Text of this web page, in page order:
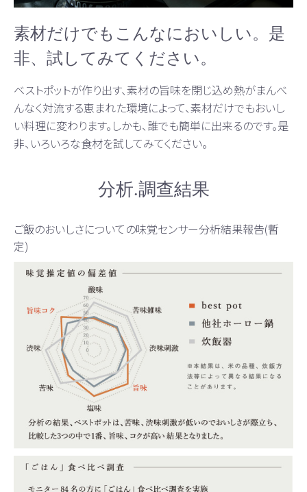
素材だけでもこんなにおいしい。是
非、試してみてください。
ベストポットが作り出す、素材の旨味を閉じ込め熱がまんべ
んなく対流する恵まれた環境によって、素材だけでもおいし
い料理に変わります。しかも、誰でも簡単に出来るのです。是
非、いろいろな食材を試してみてください。
分析.調查結果
ご飯のおいしさについての味覚センサー分析結果報告(暫
定)